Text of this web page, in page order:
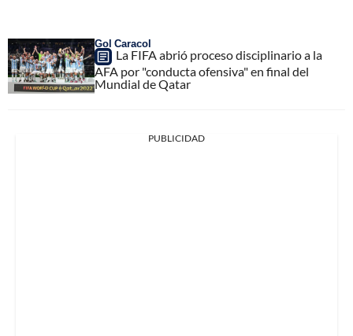
Gol Caracol
La FIFA abrió proceso disciplinario a la
AFA por "conducta ofensiva" en final del
Mundial de Qatar
PUBLICIDAD